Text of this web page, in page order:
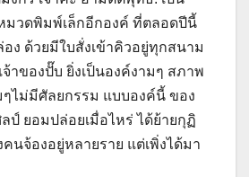
วดพิมพ์เล็กอีกองค์ ที่ตลอดปีนี้
ง ด้วยมีใบสั่งเข้าคิวอยู่ทุกสนาม
าของปั๊บ ยิ่งเป็นองค์งามๆ สภาพ
ๆไม่มีศัลยกรรม แบบองค์นี้ ของ
ป์ ยอมปล่อยเมื่อไหร่ ได้ย้ายกุฏิ
นจ้องอยู่หลายราย แต่เพิ่งได้มา